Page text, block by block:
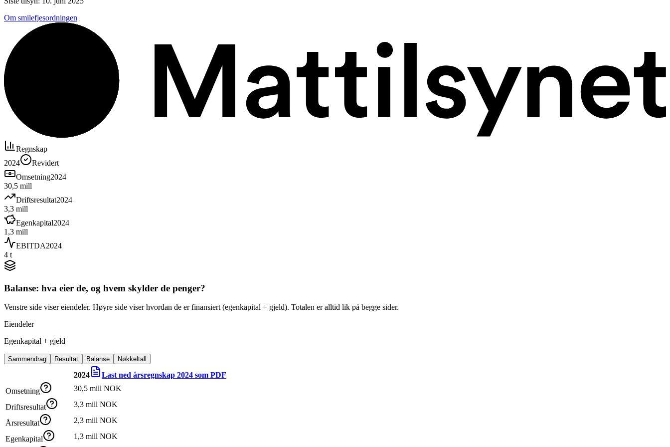
Om smilefjesordningen
Regnskap
2024
Revidert
Omsetning2024
30,5 mill
Driftsresultat2024
3,3 mill
Egenkapital2024
1,3 mill
EBITDA2024
4 t
Balanse: hva eier de, og hvem skylder de penger?
Venstre side viser eiendeler. Høyre side viser hvordan de er finansiert (egenkapital + gjeld). Totalen er alltid lik på begge sider.
Eiendeler
Egenkapital + gjeld
Sammendrag Resultat Balanse Nøkkeltall
2024 Last ned årsregnskap 2024 som PDF
Omsetning
30,5 mill NOK
Driftsresultat 3,3 mill NOK
Årsresultat 2,3 mill NOK
Egenkapital 1,3 mill NOK